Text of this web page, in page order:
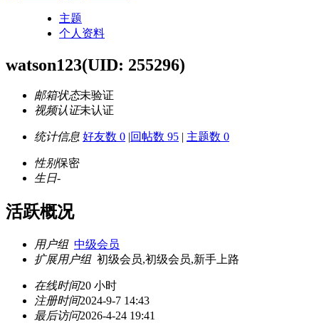
主题
个人资料
watson123(UID: 255296)
邮箱状态未验证
视频认证未认证
统计信息 好友数 0 |回帖数 95 | 主题数 0
性别保密
生日-
活跃概况
用户组 中级会员
扩展用户组 初级会员,初级会员,新手上路
在线时间20 小时
注册时间2024-9-7 14:43
最后访问2026-4-24 19:41